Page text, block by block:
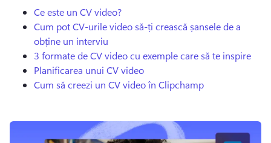
Ce este un CV video?
Cum pot CV-urile video să-ți crească șansele de a
obține un interviu
3 formate de CV video cu exemple care să te inspire
Planificarea unui CV video
Cum să creezi un CV video în Clipchamp